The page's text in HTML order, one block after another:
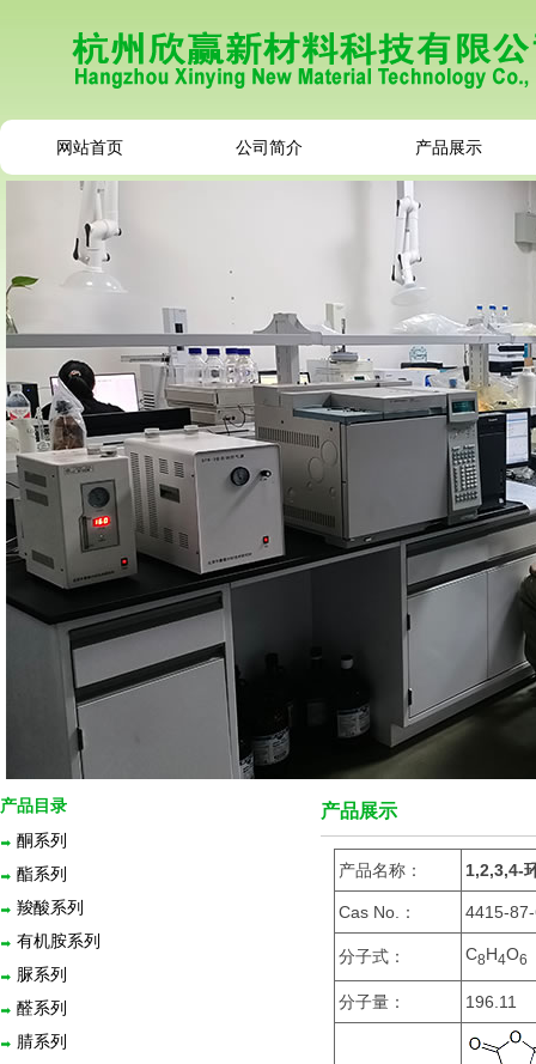
网站首页 公司简介 产品展示
产品目录
酮系列
酯系列
羧酸系列
有机胺系列
脲系列
醛系列
腈系列
产品展示
产品名称： 1,2,3,4-
Cas No.： 4415-
分子式： C8H4O6
分子量： 196.11